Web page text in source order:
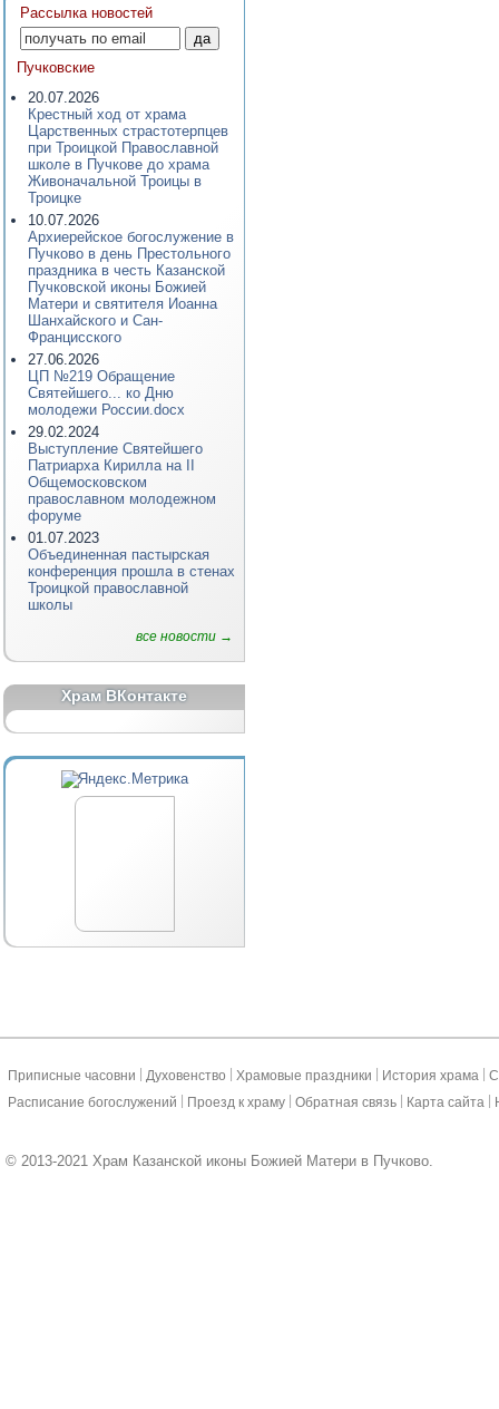
Рассылка новостей
Пучковские
20.07.2026
Крестный ход от храма
Царственных страстотерпцев
при Троицкой Православной
школе в Пучкове до храма
Живоначальной Троицы в
Троицке
10.07.2026
Архиерейское богослужение в
Пучково в день Престольного
праздника в честь Казанской
Пучковской иконы Божией
Матери и святителя Иоанна
Шанхайского и Сан-
Францисского
27.06.2026
ЦП №219 Обращение
Святейшего... ко Дню
молодежи России.docx
29.02.2024
Выступление Святейшего
Патриарха Кирилла на II
Общемосковском
православном молодежном
форуме
01.07.2023
Объединенная пастырская
конференция прошла в стенах
Троицкой православной
школы
все новости →
Храм ВКонтакте
Приписные часовни Духовенство Храмовые праздники История храма
Расписание богослужений
Проезд к храму Обратная связь Карта сайта
© 2013-2021 Храм Казанской иконы Божией Матери в Пучково.